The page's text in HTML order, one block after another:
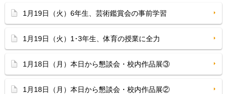
1月19日（火）6年生、芸術鑑賞会の事前学習
1月19日（火）1･3年生、体育の授業に全力
1月18日（月）本日から懇談会・校内作品展③
1月18日（月）本日から懇談会・校内作品展②